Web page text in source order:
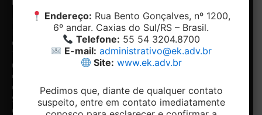
Gonçalves,
1200, 5º e
6º andar -
Centro.
Caxias do
Sul/RS
CEP:
Telefone:
+ 55 54-
3204.8700
Email:
contato@ek.adv.br
Home
Conheça
o
Escritório
Nossos
Especialidades
Notícias
Contato
SOCIAIS
Facebook
Linkedin
Endereço: Rua Bento Gonçalves, nº 1200,
6º andar. Caxias do Sul/RS – Brasil.
Telefone: 55 54 3204.8700
E-mail: administrativo@ek.adv.br
Site: www.ek.adv.br
Pedimos que, diante de qualquer contato
suspeito, entre em contato imediatamente